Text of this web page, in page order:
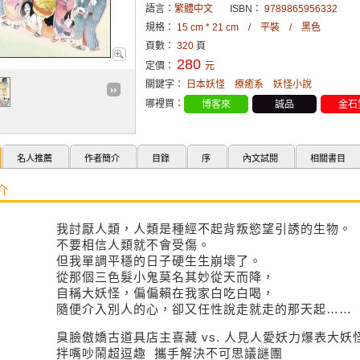
語言： 繁體中文 ISBN： 9789865956332
規格： 15 cm * 21 cm / 平裝 / 黑色
頁數： 320 頁
定價： 280 元
關鍵字：
日本妖怪 療癒系
妖怪小說
哪裡買：
博客來 誠品 金石
名人推薦 作者簡介 目錄 序 內文試閱 相關書目
我討厭人類，人類是種經不起背叛慾望引誘的生物。
不要相信人類就不會受傷。
但我單調平穩的日子硬生生崩壞了。
從那個三色髮小鬼莫名其妙從天而降，
自稱大妖怪，偏偏賴在我家白吃白喝，
隨便介入別人的心，卻又任性說走就走的那天起……
臭臉傲嬌古道具店主喜藏 vs. 人見人愛妖力爆表大妖
拌嘴吵鬧超逗趣 攜手解決不可思議謎團